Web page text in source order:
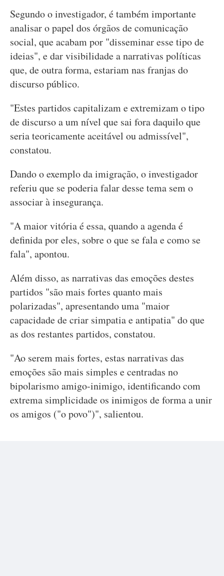
Segundo o investigador, é também importante
analisar o papel dos órgãos de comunicação
social, que acabam por "disseminar esse tipo de
ideias", e dar visibilidade a narrativas políticas
que, de outra forma, estariam nas franjas do
discurso público.
"Estes partidos capitalizam e extremizam o tipo
de discurso a um nível que sai fora daquilo que
seria teoricamente aceitável ou admissível",
constatou.
Dando o exemplo da imigração, o investigador
referiu que se poderia falar desse tema sem o
associar à insegurança.
"A maior vitória é essa, quando a agenda é
definida por eles, sobre o que se fala e como se
fala", apontou.
Além disso, as narrativas das emoções destes
partidos "são mais fortes quanto mais
polarizadas", apresentando uma "maior
capacidade de criar simpatia e antipatia" do que
as dos restantes partidos, constatou.
"Ao serem mais fortes, estas narrativas das
emoções são mais simples e centradas no
bipolarismo amigo-inimigo, identificando com
extrema simplicidade os inimigos de forma a unir
os amigos ("o povo")", salientou.